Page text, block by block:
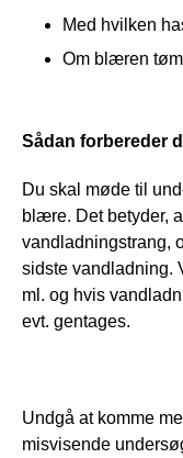
Med hvilken
Om blæren
Sådan forbereder
Du skal møde til
blære. Det betyder,
vandladningstrang,
sidste vandladning.
ml. og hvis
evt. gentages.
Undgå at komme
misvisende